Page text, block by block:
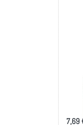
7,69